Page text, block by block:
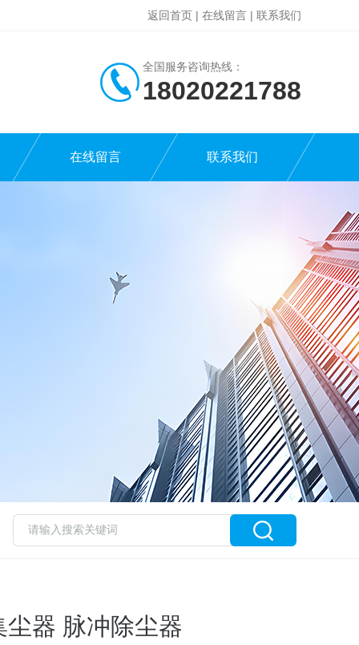
返回首页 | 在线留言 | 联系我们
全国服务咨询热线：
18020221788
在线留言 联系我们
器 脉冲除尘器